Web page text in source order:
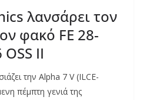
λανσάρει τον
φακό FE 28-
II
την Alpha 7 V (ILCE-
πέμπτη γενιά της